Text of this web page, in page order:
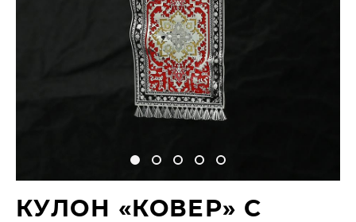
КУЛОН «КОВЕР» С